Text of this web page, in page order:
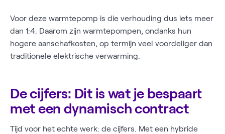
Voor deze warmtepomp is die verhouding dus iets meer
dan 1:4. Daarom zijn warmtepompen, ondanks hun
hogere aanschafkosten, op termijn veel voordeliger dan
traditionele elektrische verwarming.
De cijfers: Dit is wat je bespaart
met een dynamisch contract
Tijd voor het echte werk: de cijfers. Met een hybride